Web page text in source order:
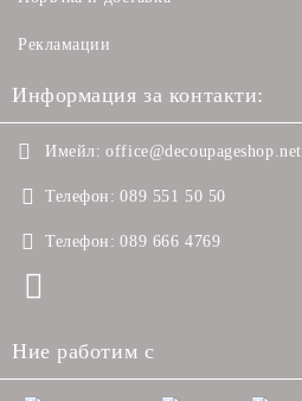
Рекламации
Информация за контакти:
Имейл: office@decoupageshop.net
Телефон: 089 551 50 50
Телефон: 089 666 4769
Ние работим с